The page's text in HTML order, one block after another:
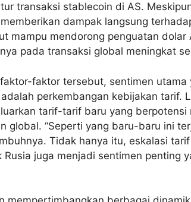
transaksi stablecoin di AS.
dampak langsung
mampu mendorong penguatan dolar
pada transaksi global meningkat
faktor tersebut, sentimen
perkembangan kebijakan tarif.
tarif-tarif baru yang
global. “Seperti yang baru-baru ini
Tidak hanya itu, eskalasi
Rusia juga menjadi sentimen penting